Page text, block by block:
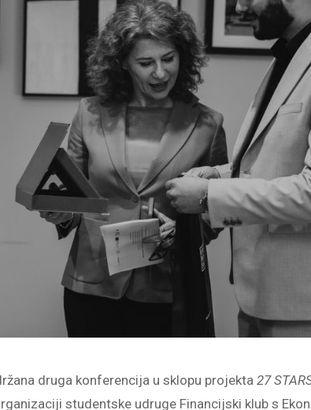
druga konferencija u sklopu projekta27
studentske udruge Financijski klub s